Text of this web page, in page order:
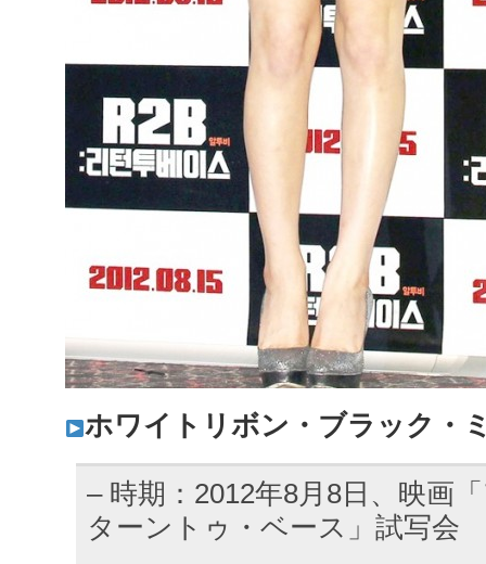
ホワイトリボン・ブラック・
– 時期：2012年8月8日、映画
ターントゥ・ベース」試写会